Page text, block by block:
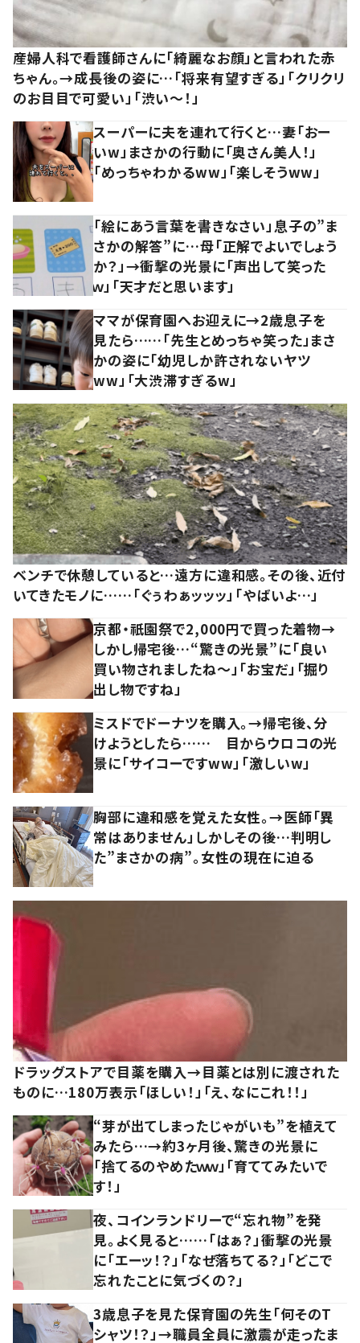
産婦人科で看護師さんに「綺麗なお顔」と言われた赤
ちゃん。→成長後の姿に…「将来有望すぎる」「クリクリ
のお目目で可愛い」「渋い～！」
スーパーに夫を連れて行くと…妻「おー
いw」まさかの行動に「奥さん美人！」
「めっちゃわかるww」「楽しそうww」
「絵にあう言葉を書きなさい」息子の”ま
さかの解答”に…母「正解でよいでしょう
か？」→衝撃の光景に「声出して笑った
ｗ」「天才だと思います」
ママが保育園へお迎えに→2歳息子を
見たら……「先生とめっちゃ笑った」まさ
かの姿に「幼児しか許されないヤツ
ww」「大渋滞すぎるw」
ベンチで休憩していると…遠方に違和感。その後、近付
いてきたモノに……「ぐぅわぁッッッ」「やばいよ…」
京都・祇園祭で2,000円で買った着物→
しかし帰宅後…“驚きの光景”に「良い
買い物されましたね～」「お宝だ」「掘り
出し物ですね」
ミスドでドーナツを購入。→帰宅後、分
けようとしたら…… 目からウロコの光
景に「サイコーですww」「激しいw」
胸部に違和感を覚えた女性。→医師「異
常はありません」しかしその後…判明し
た”まさかの病”。女性の現在に迫る
ドラッグストアで目薬を購入→目薬とは別に渡された
ものに…180万表示「ほしい！」「え、なにこれ！！」
“芽が出てしまったじゃがいも”を植えて
みたら…→約3ヶ月後、驚きの光景に
「捨てるのやめたｗｗ」「育ててみたいで
す！」
夜、コインランドリーで“忘れ物”を発
見。よく見ると……「はぁ？」衝撃の光景
に「エーッ！？」「なぜ落ちてる？」「どこで
忘れたことに気づくの？」
3歳息子を見た保育園の先生「何そのT
シャツ！？」→職員全員に激震が走ったま